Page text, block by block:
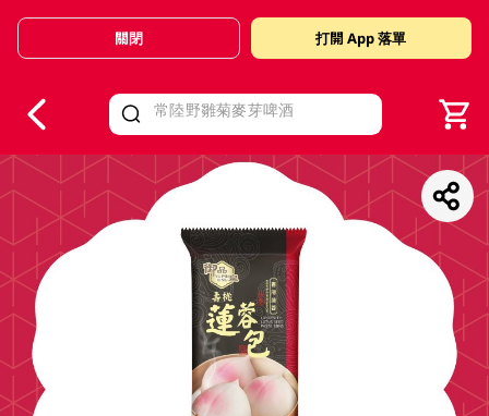
Valid Until 30 June 2026
關閉 打開 App 落單